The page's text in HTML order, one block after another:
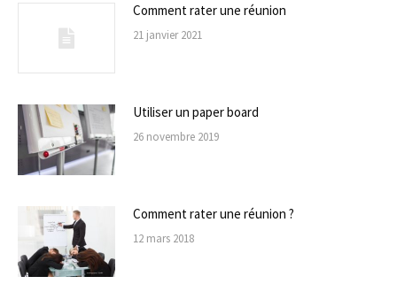
Comment rater une réunion
21 janvier 2021
Utiliser un paper board
26 novembre 2019
Comment rater une réunion ?
12 mars 2018